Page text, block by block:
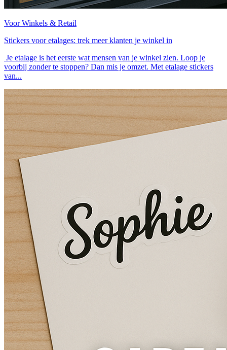
Voor Winkels & Retail
Stickers voor etalages: trek meer klanten je winkel in
Je etalage is het eerste wat mensen van je winkel zien. Loop je
voorbij zonder te stoppen? Dan mis je omzet. Met etalage stickers
van...